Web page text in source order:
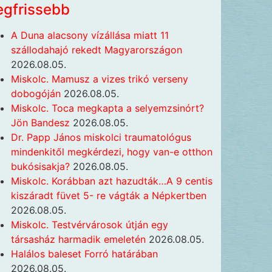
A Duna alacsony vízállása miatt 11
szállodahajó rekedt Magyarországon
2026.08.05.
Miskolc. Mamusz a vizes trikó verseny
dobogóján 2026.08.05.
Miskolc. Toca megkapta a selyemzsinórt?
Jön Bandesz 2026.08.05.
Dr. Papp János miskolci traumatológus
mindenkitől megkérdezi, hogy van-e otthon
bukósisakja? 2026.08.05.
Miskolc. Korábban azt hazudták…A 9 centis
kiszáradt füvet 5- re vágták a Népkertben
2026.08.05.
Miskolc. Testvérvárosok útján egy
társasház harmadik emeletén 2026.08.05.
Halálos baleset Forró határában
2026.08.05.